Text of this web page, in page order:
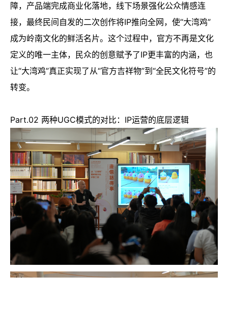
障，产品端完成商业化落地，线下场景强化公众情感连
接，最终民间自发的二次创作将IP推向全网，使“大湾鸡”
成为岭南文化的鲜活名片。这个过程中，官方不再是文化
定义的唯一主体，民众的创意赋予了IP更丰富的内涵，也
让“大湾鸡”真正实现了从“官方吉祥物”到“全民文化符号”的
转变。
Part.02 两种UGC模式的对比：IP运营的底层逻辑